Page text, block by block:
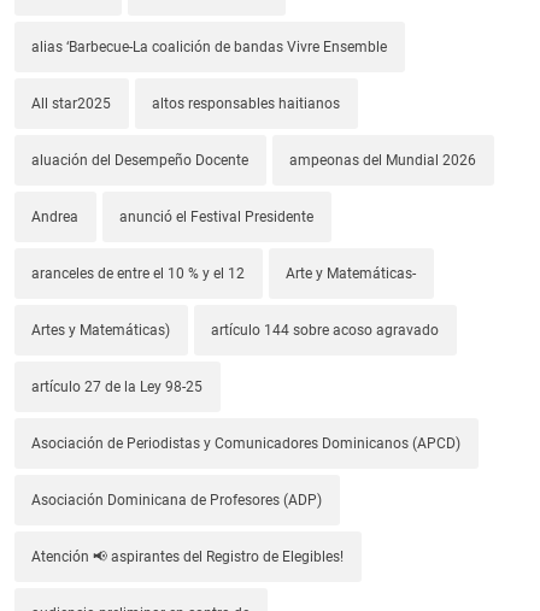
alias ‘Barbecue-La coalición de bandas Vivre Ensemble
All star2025 altos responsables haitianos
aluación del Desempeño Docente ampeonas del Mundial 2026
Andrea anunció el Festival Presidente
aranceles de entre el 10 % y el 12 Arte y Matemáticas-
Artes y Matemáticas) artículo 144 sobre acoso agravado
artículo 27 de la Ley 98-25
Asociación de Periodistas y Comunicadores Dominicanos (APCD)
Asociación Dominicana de Profesores (ADP)
Atención 📢 aspirantes del Registro de Elegibles!